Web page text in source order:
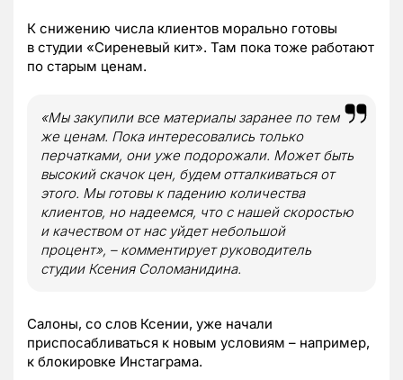
К снижению числа клиентов морально готовы
в студии «Сиреневый кит». Там пока тоже работают
по старым ценам.
«Мы закупили все материалы заранее по тем
же ценам. Пока интересовались только
перчатками, они уже подорожали. Может быть
высокий скачок цен, будем отталкиваться от
этого. Мы готовы к падению количества
клиентов, но надеемся, что с нашей скоростью
и качеством от нас уйдет небольшой
процент», – комментирует руководитель
студии Ксения Соломанидина.
Салоны, со слов Ксении, уже начали
приспосабливаться к новым условиям – например,
к блокировке Инстаграма.